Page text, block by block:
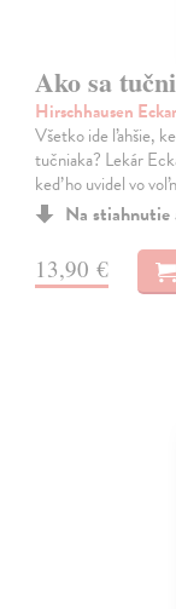
Ako sa
Hirschhausen
Všetko ide ľahšie,
tučniaka? Lekár
keď ho uvidel vo
Na stiahnutie
13,90 €